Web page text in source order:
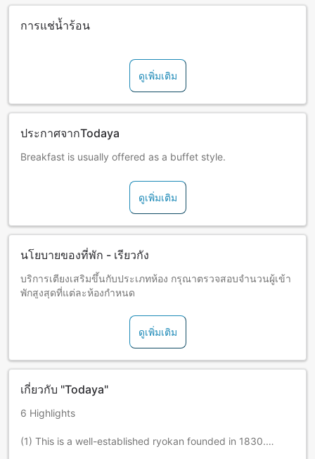
การแช่น้ำร้อน
ดูเพิ่มเติม
ประกาศจากTodaya
Breakfast is usually offered as a buffet style.
ดูเพิ่มเติม
นโยบายของที่พัก - เรียวกัง
บริการเตียงเสริมขึ้นกับประเภทห้อง กรุณาตรวจสอบจำนวนผู้เข้า
พักสูงสุดที่แต่ละห้องกำหนด
ดูเพิ่มเติม
เกี่ยวกับ "Todaya"
6 Highlights
(1) This is a well-established ryokan founded in 1830.